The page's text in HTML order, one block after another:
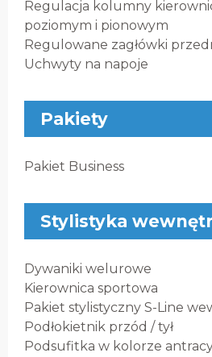
Regulacja kolumny
poziomym i pionowym
Regulowane zagłówki
Uchwyty na napoje
Pakiety
Pakiet Business
Stylistyka
Dywaniki welurowe
Kierownica sportowa
Pakiet stylistyczny S-Line
Podłokietnik przód / tył
Podsufitka w kolorze